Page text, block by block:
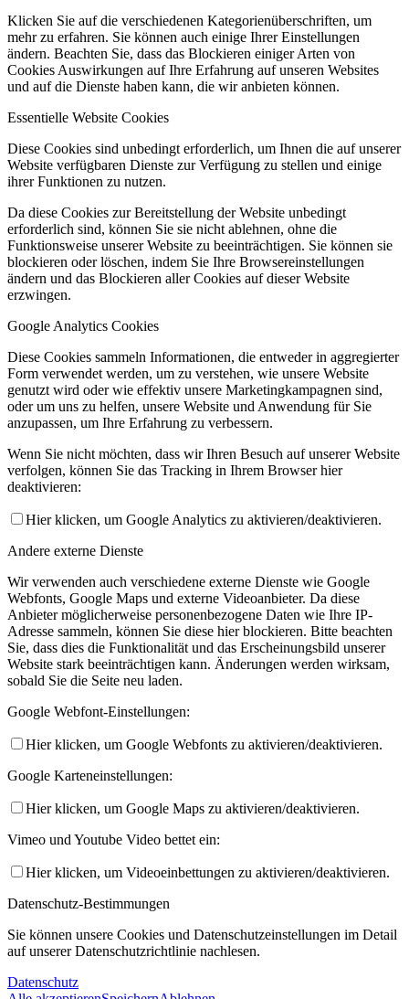
Klicken Sie auf die verschiedenen Kategorienüberschriften, um
mehr zu erfahren. Sie können auch einige Ihrer Einstellungen
ändern. Beachten Sie, dass das Blockieren einiger Arten von
Cookies Auswirkungen auf Ihre Erfahrung auf unseren Websites
und auf die Dienste haben kann, die wir anbieten können.
Essentielle Website Cookies
Diese Cookies sind unbedingt erforderlich, um Ihnen die auf unserer
Website verfügbaren Dienste zur Verfügung zu stellen und einige
ihrer Funktionen zu nutzen.
Da diese Cookies zur Bereitstellung der Website unbedingt
erforderlich sind, können Sie sie nicht ablehnen, ohne die
Funktionsweise unserer Website zu beeinträchtigen. Sie können sie
blockieren oder löschen, indem Sie Ihre Browsereinstellungen
ändern und das Blockieren aller Cookies auf dieser Website
erzwingen.
Google Analytics Cookies
Diese Cookies sammeln Informationen, die entweder in aggregierter
Form verwendet werden, um zu verstehen, wie unsere Website
genutzt wird oder wie effektiv unsere Marketingkampagnen sind,
oder um uns zu helfen, unsere Website und Anwendung für Sie
anzupassen, um Ihre Erfahrung zu verbessern.
Wenn Sie nicht möchten, dass wir Ihren Besuch auf unserer Website
verfolgen, können Sie das Tracking in Ihrem Browser hier
deaktivieren:
Hier klicken, um Google Analytics zu aktivieren/deaktivieren.
Andere externe Dienste
Wir verwenden auch verschiedene externe Dienste wie Google
Webfonts, Google Maps und externe Videoanbieter. Da diese
Anbieter möglicherweise personenbezogene Daten wie Ihre IP-
Adresse sammeln, können Sie diese hier blockieren. Bitte beachten
Sie, dass dies die Funktionalität und das Erscheinungsbild unserer
Website stark beeinträchtigen kann. Änderungen werden wirksam,
sobald Sie die Seite neu laden.
Google Webfont-Einstellungen:
Hier klicken, um Google Webfonts zu aktivieren/deaktivieren.
Google Karteneinstellungen:
Hier klicken, um Google Maps zu aktivieren/deaktivieren.
Vimeo und Youtube Video bettet ein:
Hier klicken, um Videoeinbettungen zu aktivieren/deaktivieren.
Datenschutz-Bestimmungen
Sie können unsere Cookies und Datenschutzeinstellungen im Detail
auf unserer Datenschutzrichtlinie nachlesen.
Datenschutz